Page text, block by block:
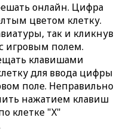
онлайн. Цифра
цветом клетку.
так и кликнув
игровым полем.
клавишами
для ввода цифры
поле. Неправильно
нажатием клавиш
клетке "X"